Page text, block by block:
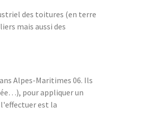
des toitures (en terre
mais aussi des
Alpes-Maritimes 06. Ils
pour appliquer un
est la